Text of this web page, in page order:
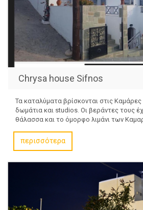
Chrysa house Sifnos
Τα καταλύματα βρίσκονται στις Καμάρες
δωμάτια και studios. Οι βεράντες τους
θάλασσα και το όμορφο λιμάνι των
περισσότερα